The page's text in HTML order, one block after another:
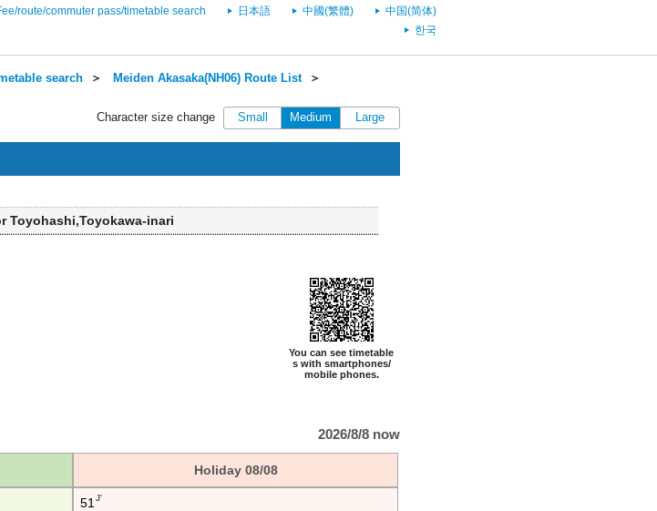
route/commuter pass/timetable search 日本語 中國(繁體)
中国(简体)
한국
search ＞ Meiden Akasaka(NH06) Route List＞
Character size change
Small Medium Large
Toyohashi,Toyokawa-inari
You can see timetable
s with smartphones/
mobile phones.
2026/8/8 now
Holiday 08/08
51 J'